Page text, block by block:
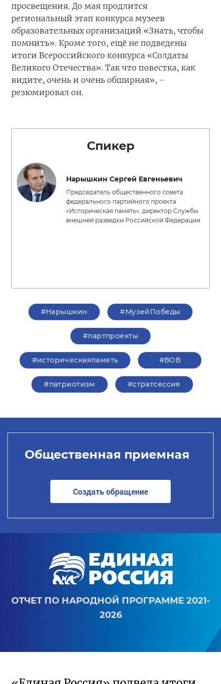
просвещения. До мая продлится
региональный этап конкурса музеев
образовательных организаций «Знать, чтобы
помнить». Кроме того, ещё не подведены
итоги Всероссийского конкурса «Солдаты
Великого Отечества». Так что повестка, как
видите, очень и очень обширная», -
резюмировал он.
Спикер
Нарышкин Сергей Евгеньевич
Председатель общественного совета
федерального партийного проекта
«Историческая память», директор Службы
внешней разведки Российской Федерации
#Нарышкин #МузейПобеды
#партпроекты
#историческаяпамять #ВОВ
#патриотизм #стратсессия
Общественная приемная
Создать обращение
ОТЧЕТ ПО НАРОДНОЙ ПРОГРАММЕ 2021-
2026